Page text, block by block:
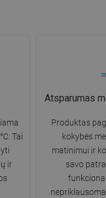
Tai
ir
Atsparumas
Produktas
kokybės
matinimui ir
savo